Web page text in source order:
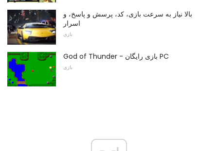
بالا نیاز به سرعت بازی، کد، پرسش و پاسخ، و
اسرار
بازی
God of Thunder - بازی رایگان PC
بازی